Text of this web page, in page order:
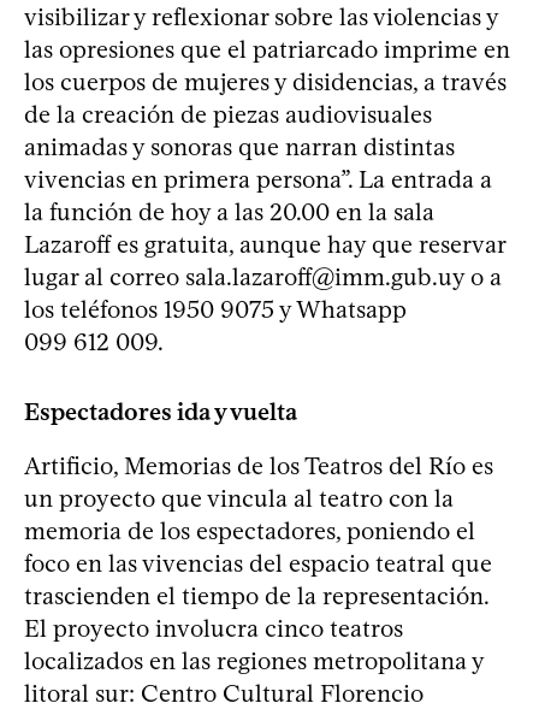
visibilizar y reflexionar sobre las violencias y
las opresiones que el patriarcado imprime en
los cuerpos de mujeres y disidencias, a través
de la creación de piezas audiovisuales
animadas y sonoras que narran distintas
vivencias en primera persona”. La entrada a
la función de hoy a las 20.00 en la sala
Lazaroff es gratuita, aunque hay que reservar
lugar al correo sala.lazaroff@imm.gub.uyo a
los teléfonos 1950 9075 y Whatsapp
099 612 009.
Espectadores ida y vuelta
Artificio, Memorias de los Teatros del Río es
un proyecto que vincula al teatro con la
memoria de los espectadores, poniendo el
foco en las vivencias del espacio teatral que
trascienden el tiempo de la representación.
El proyecto involucra cinco teatros
localizados en las regiones metropolitana y
litoral sur: Centro Cultural Florencio